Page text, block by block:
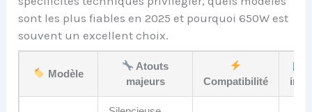
sont les plus fiables en 2025 et pourquoi 650W est
souvent un excellent choix.
Modèle
Atouts
majeurs
Compatibilité